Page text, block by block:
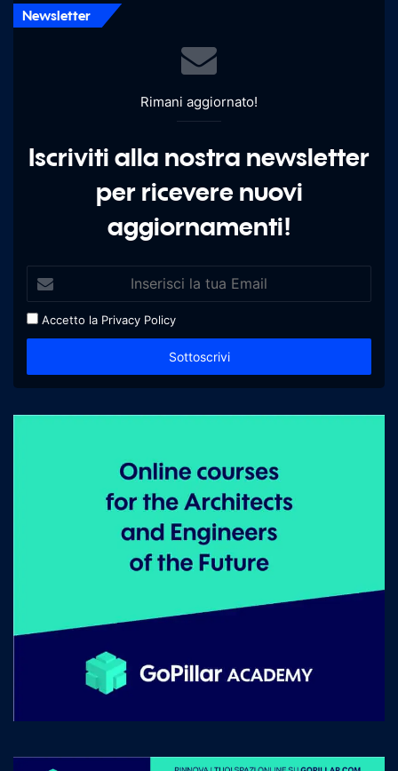
Newsletter
Rimani aggiornato!
Iscriviti alla nostra newsletter
per ricevere nuovi
aggiornamenti!
Accetto la Privacy Policy